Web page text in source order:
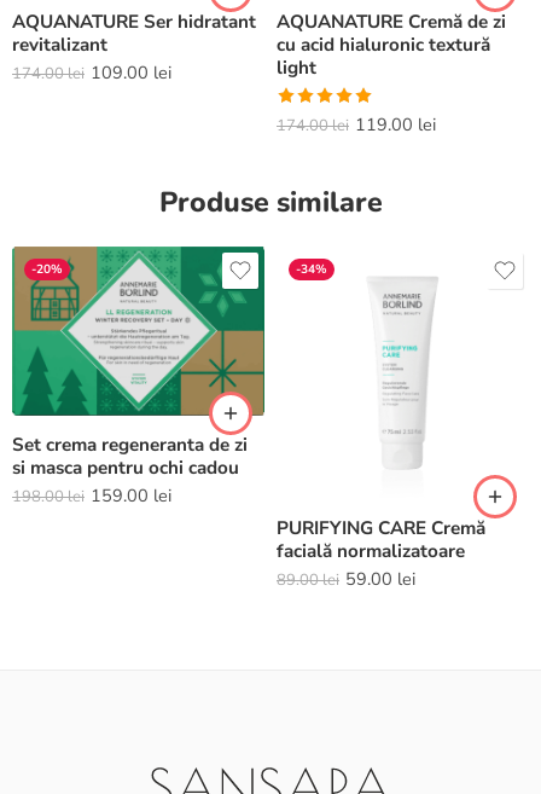
AQUANATURE Ser hidratant
revitalizant
174.00lei 109.00 lei
AQUANATURE Cremă de zi
cu acid hialuronic textură
light
Evaluat la
5.00din 5
174.00lei 119.00 lei
Produse similare
-20%
Set crema regeneranta de zi
si masca pentru ochi cadou
198.00lei 159.00 lei
-34%
PURIFYING CARE Cremă
facială normalizatoare
89.00lei 59.00 lei